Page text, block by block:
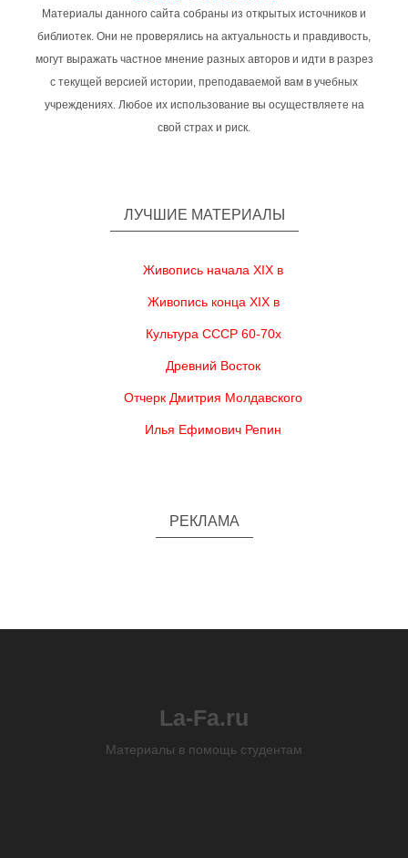
Материалы данного сайта собраны из открытых источников и
библиотек. Они не проверялись на актуальность и правдивость,
могут выражать частное мнение разных авторов и идти в разрез
с текущей версией истории, преподаваемой вам в учебных
учреждениях. Любое их использование вы осуществляете на
свой страх и риск.
ЛУЧШИЕ МАТЕРИАЛЫ
Живопись начала XIX в
Живопись конца XIX в
Культура СССР 60-70х
Древний Восток
Отчерк Дмитрия Молдавского
Илья Ефимович Репин
РЕКЛАМА
La-Fa.ru
Материалы в помощь студентам